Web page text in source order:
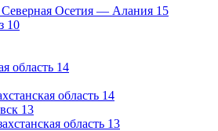
Северная Осетия — Алания 15
10
область 14
область 14
13
область 13